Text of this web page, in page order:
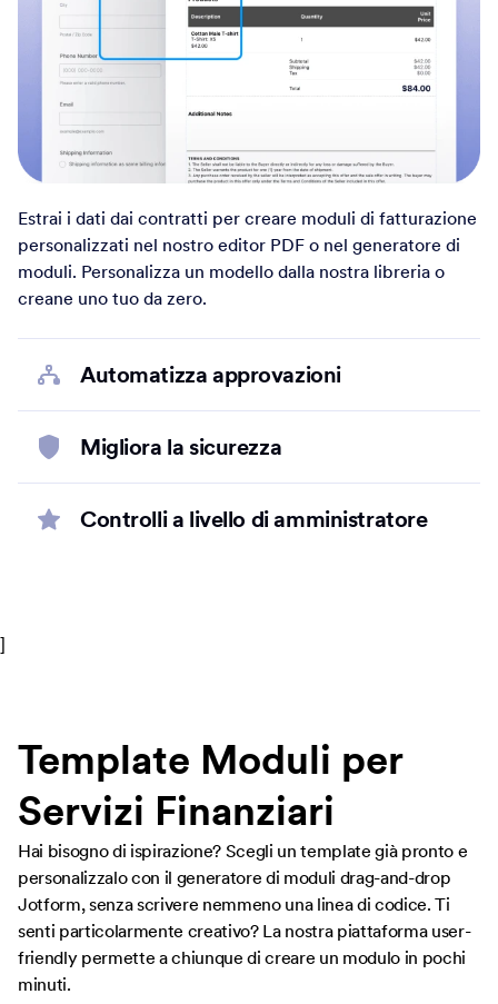
Estrai i dati dai contratti per creare moduli di fatturazione
personalizzati nel nostro editor PDF o nel generatore di
moduli. Personalizza un modello dalla nostra libreria o
creane uno tuo da zero.
Automatizza approvazioni
Migliora la sicurezza
Controlli a livello di amministratore
]
Template Moduli per
Servizi Finanziari
Hai bisogno di ispirazione? Scegli un template già pronto e
personalizzalo con il generatore di moduli drag-and-drop
Jotform, senza scrivere nemmeno una linea di codice. Ti
senti particolarmente creativo? La nostra piattaforma user-
friendly permette a chiunque di creare un modulo in pochi
minuti.